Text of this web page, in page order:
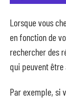
Lorsque vous
en fonction de
rechercher des
qui peuvent être
Par exemple, si